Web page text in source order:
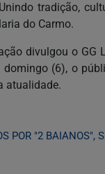
tradição,
do Carmo.
divulgou o GG
(6), o
atualidade.
POR "2 BAIANOS",